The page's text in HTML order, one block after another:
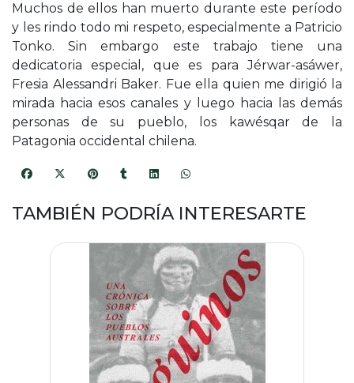
Muchos de ellos han muerto durante este período
y les rindo todo mi respeto, especialmente a Patricio
Tonko. Sin embargo este trabajo tiene una
dedicatoria especial, que es para Jérwar-asáwer,
Fresia Alessandri Baker. Fue ella quien me dirigió la
mirada hacia esos canales y luego hacia las demás
personas de su pueblo, los kawésqar de la
Patagonia occidental chilena.
TAMBIÉN PODRÍA INTERESARTE